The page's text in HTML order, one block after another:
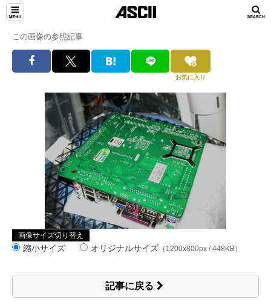
この画像の参照記事
お気に入り
画像サイズ切り替え
縮小サイズ オリジナルサイズ （1200x800px / 448KB）
記事に戻る